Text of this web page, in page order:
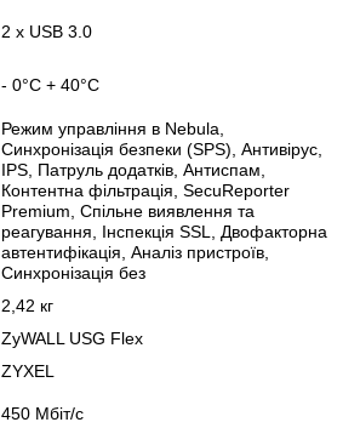
2 x USB 3.0
- 0°C + 40°C
Режим управління в Nebula,
Синхронізація безпеки (SPS), Антивірус,
IPS, Патруль додатків, Антиспам,
Контентна фільтрація, SecuReporter
Premium, Спільне виявлення та
реагування, Інспекція SSL, Двофакторна
автентифікація, Аналіз пристроїв,
Синхронізація без
2,42 кг
ZyWALL USG Flex
ZYXEL
450 Мбіт/с